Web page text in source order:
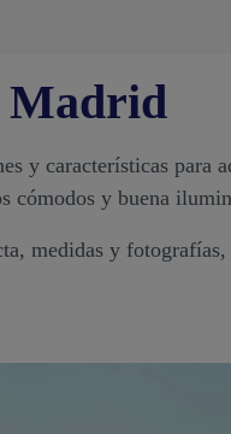
Madrid
y características para
cómodos y buena
medidas y